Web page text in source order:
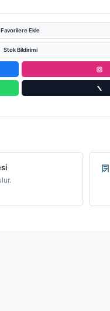
Favorilere Ekle
Stok Bildirimi